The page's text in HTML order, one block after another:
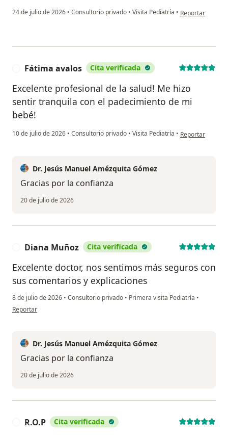
24 de julio de 2026 • Consultorio privado • Visita Pediatría • en opinión del
Reportar
Fátima avalos Cita verificada
Excelente profesional de la salud! Me hizo
sentir tranquila con el padecimiento de mi
bebé!
10 de julio de 2026 • Consultorio privado • Visita Pediatría • en opinión del
Reportar
Dr. Jesús Manuel Amézquita Gómez
Gracias por la confianza
20 de julio de 2026
Diana Muñoz Cita verificada
Excelente doctor, nos sentimos más seguros con
sus comentarios y explicaciones
8 de julio de 2026 • Consultorio privado • Primera visita Pediatría •
en opinión del usuario Diana Muñoz
Reportar
Dr. Jesús Manuel Amézquita Gómez
Gracias por la confianza
20 de julio de 2026
R.O.P Cita verificada